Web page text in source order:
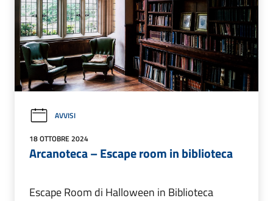
AVVISI
18 OTTOBRE 2024
Arcanoteca – Escape room in biblioteca
Escape Room di Halloween in Biblioteca